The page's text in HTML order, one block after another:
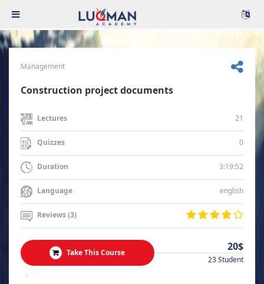
Management
Construction project documents
Lectures 21
Quizzes 0
Duration 3:19:52
Language english
Reviews (3)
Take This Course 20$
23 Student
.